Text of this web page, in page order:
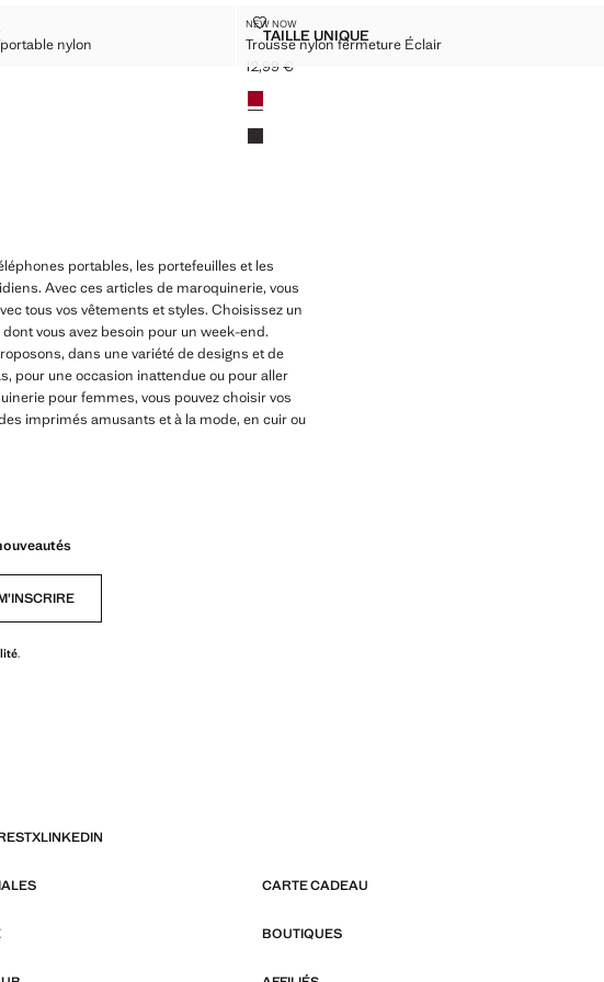
ORDINATEUR PORTABLE NYLON
nylon
PORTABLE NYLON
Tailles
TAILLE UNIQUETROUSSE NYLON FERMETURE ÉCLAIR
NEW NOW
Trousse nylon fermeture Éclair
TROUSSE NYLON FERMETURE ÉCLAIR
Prix actuel [12,99 € ]
12,99 €
Couleurs
portables, les portefeuilles et les
Avec ces articles de maroquinerie, vous
tous vos vêtements et styles. Choisissez un
vous avez besoin pour un week-end.
dans une variété de designs et de
pour une occasion inattendue ou pour aller
pour femmes, vous pouvez choisir vos
imprimés amusants et à la mode, en cuir ou
.
XLINKEDIN
CARTE CADEAU
BOUTIQUES